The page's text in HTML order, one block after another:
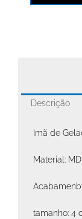
Descrição
Imã de
Material:
tamanho: 4